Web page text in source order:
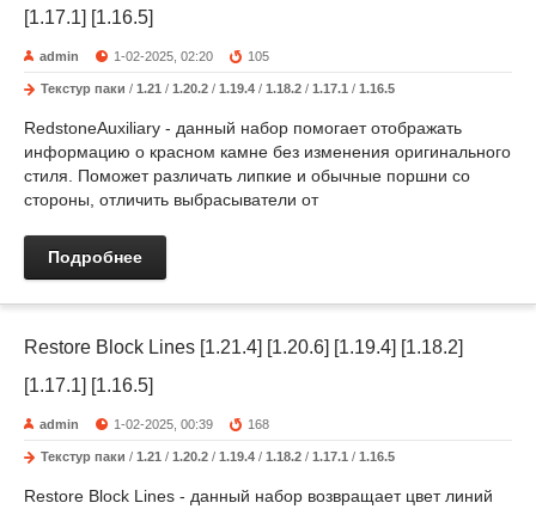
[1.17.1] [1.16.5]
admin 1-02-2025, 02:20 105
Текстур паки / 1.21 / 1.20.2 / 1.19.4 / 1.18.2 / 1.17.1 / 1.16.5
RedstoneAuxiliary - данный набор помогает отображать
информацию о красном камне без изменения оригинального
стиля. Поможет различать липкие и обычные поршни со
стороны, отличить выбрасыватели от
Подробнее
Restore Block Lines [1.21.4] [1.20.6] [1.19.4] [1.18.2]
[1.17.1] [1.16.5]
admin 1-02-2025, 00:39 168
Текстур паки / 1.21 / 1.20.2 / 1.19.4 / 1.18.2 / 1.17.1 / 1.16.5
Restore Block Lines - данный набор возвращает цвет линий